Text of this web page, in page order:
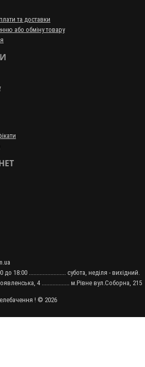
та доставки
або обміну товару
18:00 ........................ субота, неділя - вихідний.
4 .................. м.Рівне вул.Соборна, 215
! © 2026